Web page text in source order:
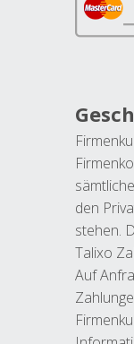
den
stehen.
Talixo
Auf